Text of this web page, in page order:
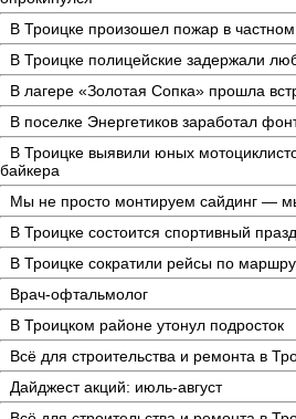
В Троицке произошел пожар в
В Троицке полицейские задержали
В лагере «Золотая Сопка» прошла
В поселке Энергетиков заработал
В Троицке выявили юных
байкера
Мы не просто монтируем сайдинг —
В Троицке состоится спортивный
В Троицке сократили рейсы по
Врач-офтальмолог
В Троицком районе утонул подросток
Всё для строительства и ремонта в
Дайджест акций: июль-август